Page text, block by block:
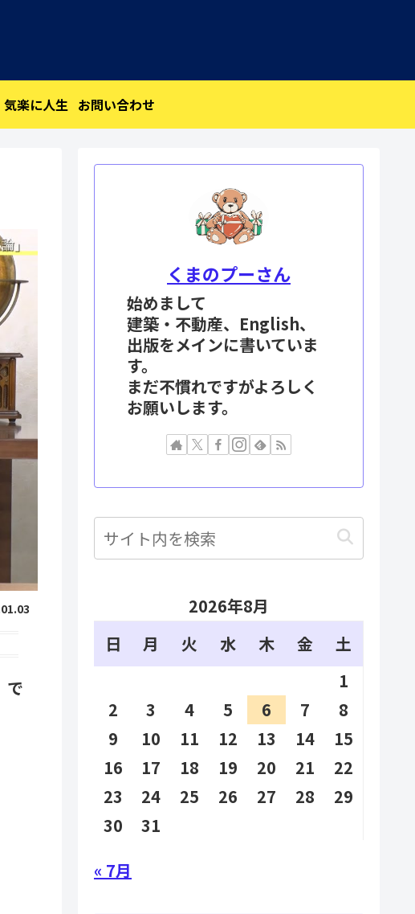
気楽に人生 お問い合わせ
で
くまのプーさん
始めまして
建築・不動産、English、
出版をメインに書いていま
す。
まだ不慣れですがよろしく
お願いします。
2026年8月
日
月 火 水 木 金
土
1
2
3 4 5 6 7
8
9
10 11 12 13 14
15
16
17 18 19 20 21
22
23
24 25 26 27 28
29
30
31
« 7月